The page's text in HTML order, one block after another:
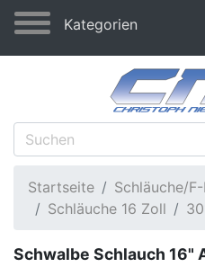
Kategorien
Startseite
Schläuche/
Schläuche 16 Zoll
Schwalbe Schlauch 16"